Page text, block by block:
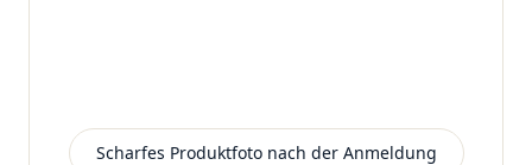
Scharfes Produktfoto nach der Anmeldung